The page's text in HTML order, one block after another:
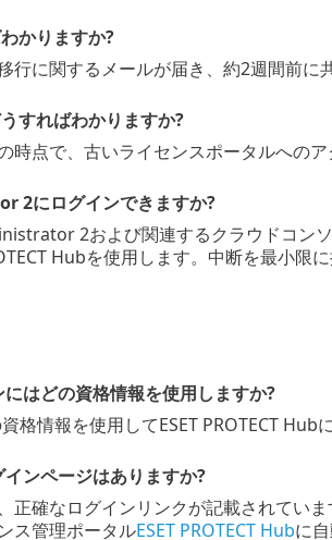
かりますか?
に関するメールが届き、約2週間前に
すればわかりますか?
点で、古いライセンスポータルへのア
2にログインできますか?
2および関連するクラウドコン
Hubを使用します。中断を最小限
はどの資格情報を使用しますか?
情報を使用してESET PROTECT Hub
インページはありますか?
正確なログインリンクが記載されてい
ス管理ポータルESET PROTECT Hubに